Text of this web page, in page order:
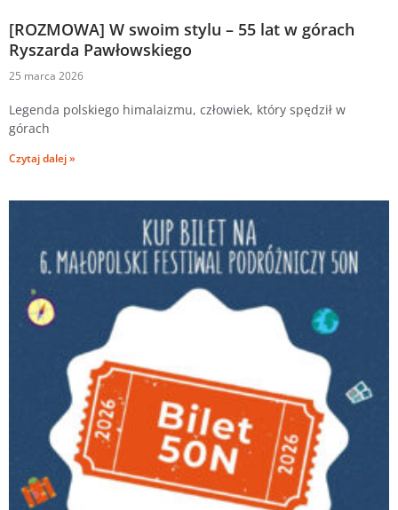
[ROZMOWA] W swoim stylu – 55 lat w górach
Ryszarda Pawłowskiego
25 marca 2026
Legenda polskiego himalaizmu, człowiek, który spędził w
górach
Czytaj dalej »